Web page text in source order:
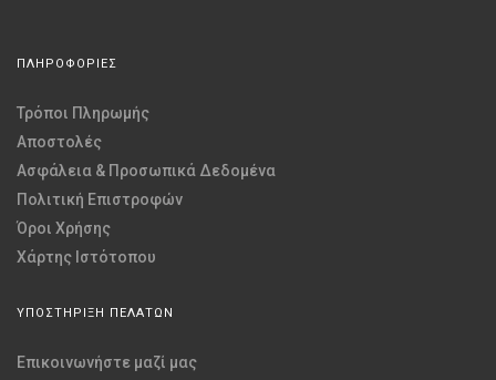
ΠΛΗΡΟΦΟΡΙΕΣ
Τρόποι Πληρωμής
Αποστολές
Ασφάλεια & Προσωπικά Δεδομένα
Πολιτική Επιστροφών
Όροι Χρήσης
Χάρτης Ιστότοπου
ΥΠΟΣΤΗΡΙΞΗ ΠΕΛΑΤΩΝ
Επικοινωνήστε μαζί μας